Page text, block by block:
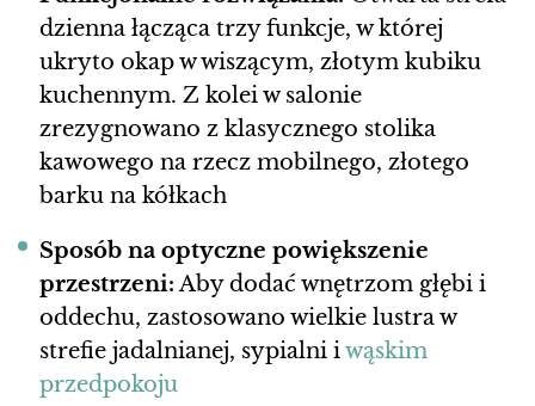
dzienna łącząca trzy funkcje, w której
ukryto okap w wiszącym, złotym kubiku
kuchennym. Z kolei w salonie
zrezygnowano z klasycznego stolika
kawowego na rzecz mobilnego, złotego
barku na kółkach
Sposób na optyczne powiększenie
przestrzeni:Aby dodać wnętrzom głębi i
oddechu, zastosowano wielkie lustra w
strefie jadalnianej, sypialni iwąskim
przedpokoju